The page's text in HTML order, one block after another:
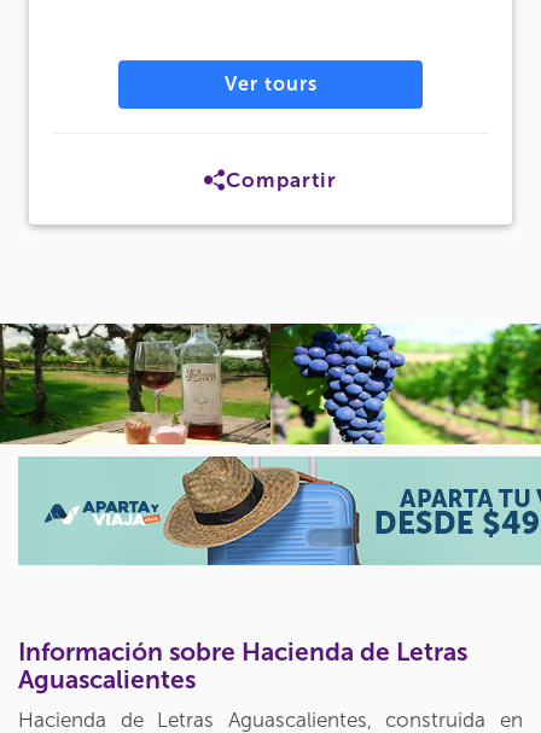
Ver tours
Compartir
Información sobre Hacienda de Letras
Aguascalientes
Hacienda de Letras Aguascalientes, construida en